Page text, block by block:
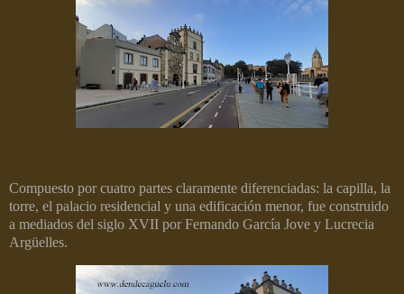
Compuesto por cuatro partes claramente diferenciadas: la capilla, la
torre, el palacio residencial y una edificación menor, fue construido
a mediados del siglo XVII por Fernando García Jove y Lucrecia
Argüelles.